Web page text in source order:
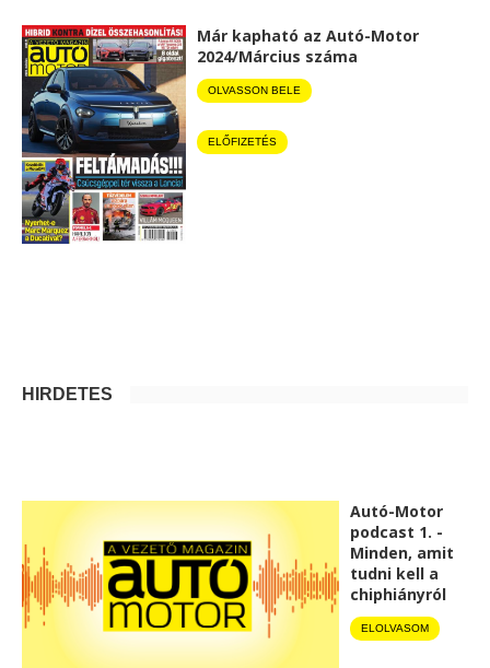
Már kapható az Autó-Motor
2024/Március száma
OLVASSON BELE
ELŐFIZETÉS
HIRDETÉS
Autó-Motor
podcast 1. -
Minden, amit
tudni kell a
chiphiányról
ELOLVASOM